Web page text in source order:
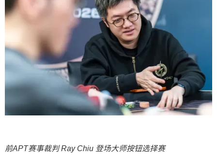
前APT赛事裁判 Ray Chiu 登场大师按钮选择赛